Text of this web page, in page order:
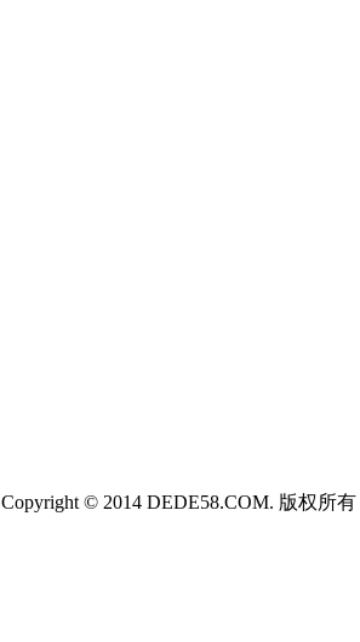
Copyright © 2014 DEDE58.COM. 版权所有